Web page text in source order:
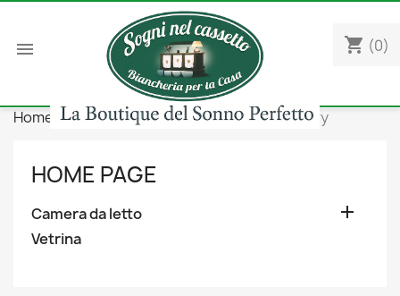
 shopping_cart (0)
Home Camera da letto Topper Memory
HOME PAGE
Camera da letto 
Vetrina